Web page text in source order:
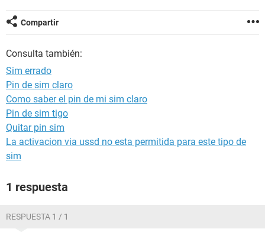
Compartir
Consulta también:
Sim errado
Pin de sim claro
Como saber el pin de mi sim claro
Pin de sim tigo
Quitar pin sim
La activacion via ussd no esta permitida para este tipo de
sim
1 respuesta
RESPUESTA 1 / 1